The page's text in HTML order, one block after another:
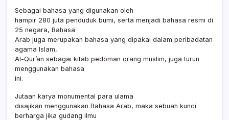
Sebagai bahasa yang digunakan oleh
hampir 280 juta penduduk bumi, serta menjadi bahasa resmi di
25 negara, Bahasa
Arab juga merupakan bahasa yang dipakai dalam peribadatan
agama Islam,
Al-Qur’an sebagai kitab pedoman orang muslim, juga turun
menggunakan bahasa
ini.
Jutaan karya monumental para ulama
disajikan menggunakan Bahasa Arab, maka sebuah kunci
berharga jika gudang ilmu